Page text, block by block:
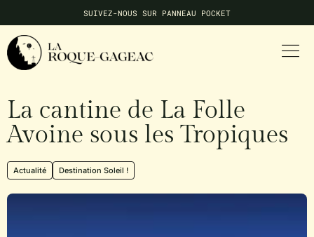
SUIVEZ-NOUS SUR PANNEAU POCKET
NE MANQUEZ AUCUNE INFO LOCALE
La cantine de La Folle
Avoine sous les Tropiques
Actualité Destination Soleil !